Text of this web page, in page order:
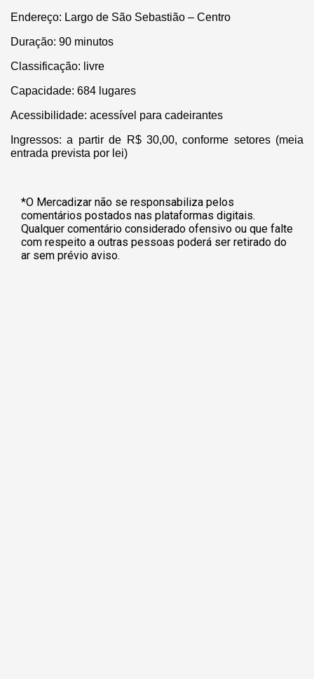
Endereço: Largo de São Sebastião – Centro
Duração: 90 minutos
Classificação: livre
Capacidade: 684 lugares
Acessibilidade: acessível para cadeirantes
Ingressos: a partir de R$ 30,00, conforme setores (meia
entrada prevista por lei)
*O Mercadizar não se responsabiliza pelos
comentários postados nas plataformas digitais.
Qualquer comentário considerado ofensivo ou que falte
com respeito a outras pessoas poderá ser retirado do
ar sem prévio aviso.